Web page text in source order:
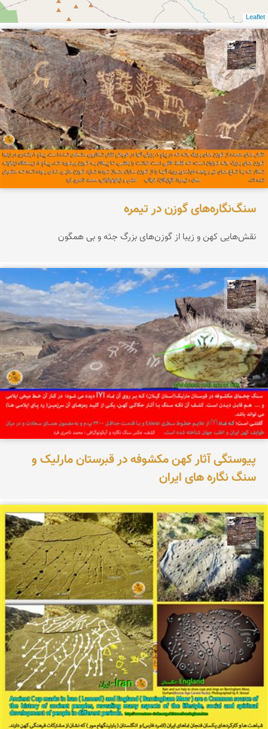
Leaflet
محمد ناصری فرد
سنگ‌نگاره‌های گوزن در تیمره
نقش‌هایی کهن و زیبا از گوزن‌های بزرگ جثه و بی همگون
محمد ناصری فرد
پیوستگی آثار کهن مکشوفه در قبرستان مارلیک و
سنگ نگاره های ایران
محمد ناصری فرد